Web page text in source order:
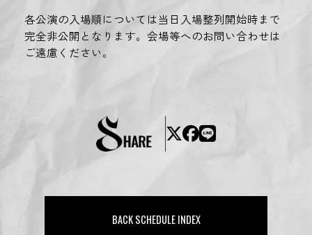
各公演の入場順については当日入場整列開始時まで
完全非公開となります。会場等へのお問い合わせは
ご遠慮ください。
BACK SCHEDULE INDEX